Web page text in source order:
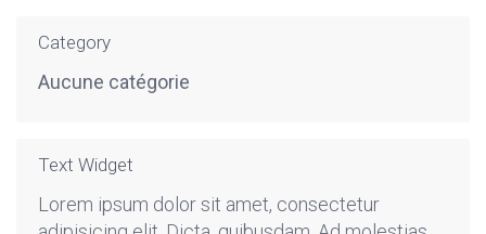
Category
Aucune catégorie
Text Widget
Lorem ipsum dolor sit amet, consectetur